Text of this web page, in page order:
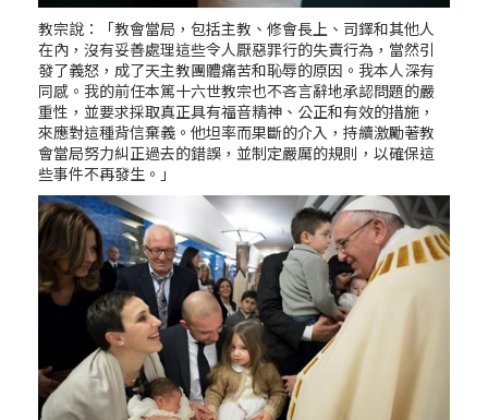
教宗說：「教會當局，包括主教、修會長上、司鐸和其他人
在內，沒有妥善處理這些令人厭惡罪行的失責行為，當然引
發了義怒，成了天主教團體痛苦和恥辱的原因。我本人深有
同感。我的前任本篤十六世教宗也不吝言辭地承認問題的嚴
重性，並要求採取真正具有福音精神、公正和有效的措施，
來應對這種背信棄義。他坦率而果斷的介入，持續激勵著教
會當局努力糾正過去的錯誤，並制定嚴厲的規則，以確保這
些事件不再發生。」